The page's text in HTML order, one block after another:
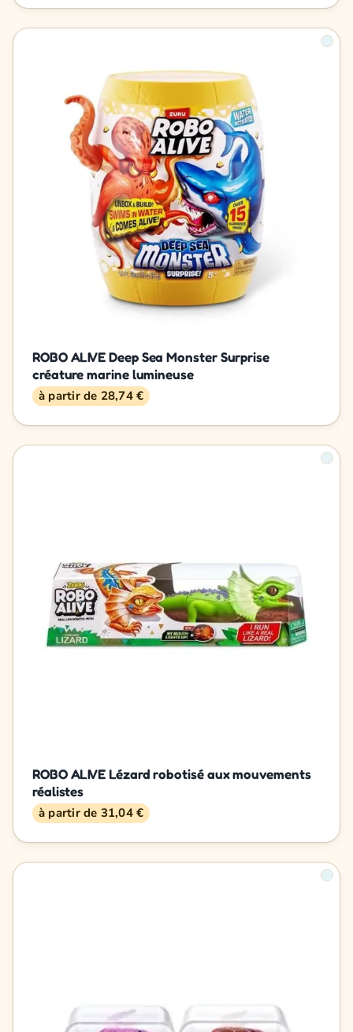
ROBO ALIVE Deep Sea Monster Surprise
créature marine lumineuse
à partir de 28,74 €
ROBO ALIVE Lézard robotisé aux mouvements
réalistes
à partir de 31,04 €